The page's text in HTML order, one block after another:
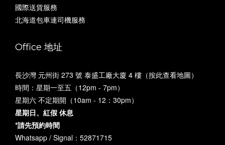
國際送貨服務
北海道包車連司機服務
Office 地址
長沙灣 元州街 273 號 泰盛工廠大廈 4 樓（按此查看地圖）
時間：星期一至五（12pm - 7pm）
星期六 不定期開（10am - 12：30pm）
星期日、紅假 休息
*請先預約時間
Whatsapp / Signal：52871715